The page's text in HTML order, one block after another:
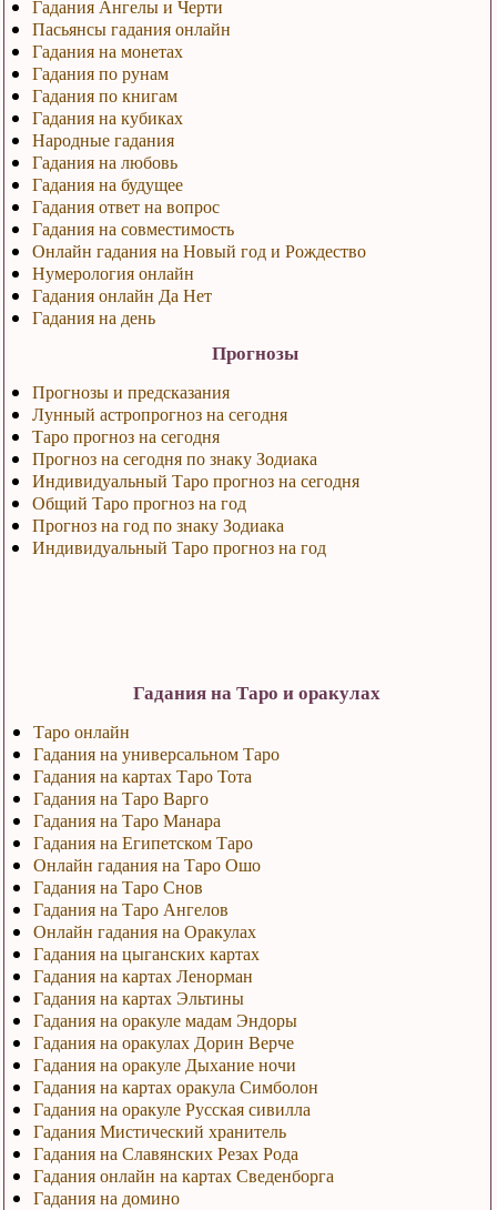
Гадания Ангелы и Черти
Пасьянсы гадания онлайн
Гадания на монетах
Гадания по рунам
Гадания по книгам
Гадания на кубиках
Народные гадания
Гадания на любовь
Гадания на будущее
Гадания ответ на вопрос
Гадания на совместимость
Онлайн гадания на Новый год и Рождество
Нумерология онлайн
Гадания онлайн Да Нет
Гадания на день
Прогнозы
Прогнозы и предсказания
Лунный астропрогноз на сегодня
Таро прогноз на сегодня
Прогноз на сегодня по знаку Зодиака
Индивидуальный Таро прогноз на сегодня
Общий Таро прогноз на год
Прогноз на год по знаку Зодиака
Индивидуальный Таро прогноз на год
Гадания на Таро и оракулах
Таро онлайн
Гадания на универсальном Таро
Гадания на картах Таро Тота
Гадания на Таро Варго
Гадания на Таро Манара
Гадания на Египетском Таро
Онлайн гадания на Таро Ошо
Гадания на Таро Снов
Гадания на Таро Ангелов
Онлайн гадания на Оракулах
Гадания на цыганских картах
Гадания на картах Ленорман
Гадания на картах Эльтины
Гадания на оракуле мадам Эндоры
Гадания на оракулах Дорин Верче
Гадания на оракуле Дыхание ночи
Гадания на картах оракула Симболон
Гадания на оракуле Русская сивилла
Гадания Мистический хранитель
Гадания на Славянских Резах Рода
Гадания онлайн на картах Сведенборга
Гадания на домино